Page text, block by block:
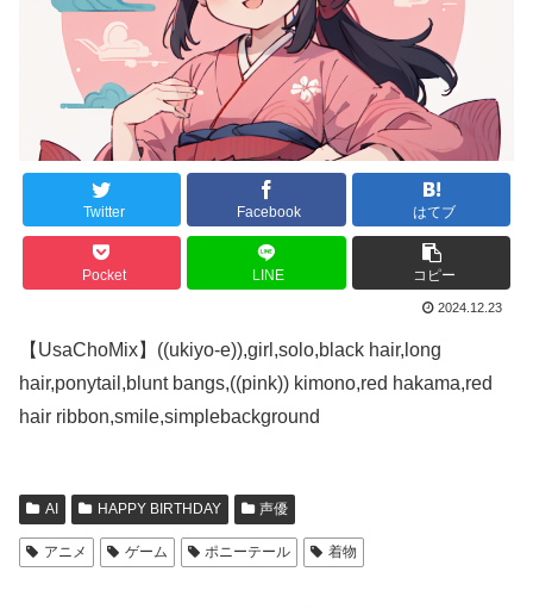
Twitter Facebook はてブ
Pocket LINE コピー
2024.12.23
【UsaChoMix】((ukiyo-e)),girl,solo,black hair,long
hair,ponytail,blunt bangs,((pink)) kimono,red hakama,red
hair ribbon,smile,simplebackground
AI HAPPY BIRTHDAY 声優
アニメ ゲーム ポニーテール 着物